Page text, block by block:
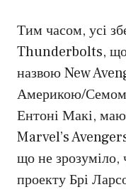
Тим часом, усі
Thunderbolts, що
назвою New
Америкою/Семом
Ентоні Макі,
Marvel’s
що не зрозуміло,
проекту Брі